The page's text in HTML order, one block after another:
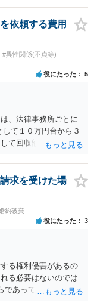
際に捜査をするの
変わらないかもしれ
っている弁護士に相
で。
依頼する費用
#異性関係(不貞等)
役にたった 5
、法律事務所ごとに
て１０万円台から３
て回収額の１０％か
あります。 もっと
が分かるか、慰謝料
かによって、費用は
になった場合、回収
しょう。 弁護士選び
用体系が明確か、見
体的に答えてくれる
局員を介するかな
思います。いずれに
、証拠資料、夫と相
の影響、離婚予定の
をお勧めいたしま
求を受けた場
約破棄
役にたった 3
る権利侵害があるの
る必要はないのでは
であっても、そこに紐